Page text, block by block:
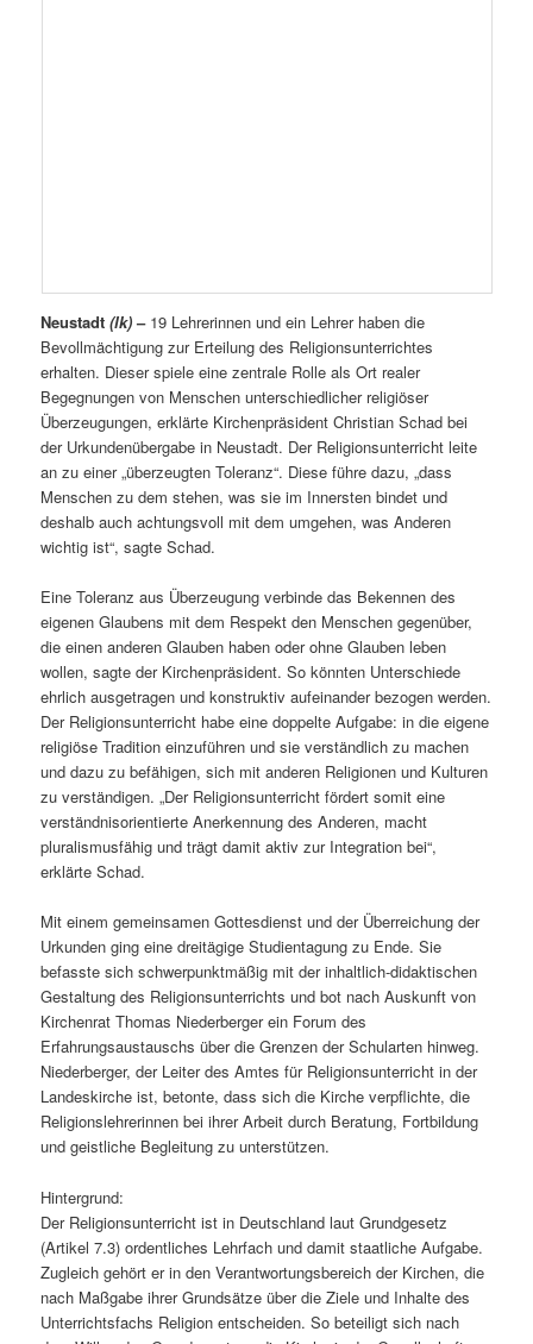
Neustadt(lk)–19 Lehrerinnen und ein Lehrer haben die
Bevollmächtigung zur Erteilung des Religionsunterrichtes
erhalten. Dieser spiele eine zentrale Rolle als Ort realer
Begegnungen von Menschen unterschiedlicher religiöser
Überzeugungen, erklärte Kirchenpräsident Christian Schad bei
der Urkundenübergabe in Neustadt. Der Religionsunterricht leite
an zu einer „überzeugten Toleranz“. Diese führe dazu, „dass
Menschen zu dem stehen, was sie im Innersten bindet und
deshalb auch achtungsvoll mit dem umgehen, was Anderen
wichtig ist“, sagte Schad.
Eine Toleranz aus Überzeugung verbinde das Bekennen des
eigenen Glaubens mit dem Respekt den Menschen gegenüber,
die einen anderen Glauben haben oder ohne Glauben leben
wollen, sagte der Kirchenpräsident. So könnten Unterschiede
ehrlich ausgetragen und konstruktiv aufeinander bezogen werden.
Der Religionsunterricht habe eine doppelte Aufgabe: in die eigene
religiöse Tradition einzuführen und sie verständlich zu machen
und dazu zu befähigen, sich mit anderen Religionen und Kulturen
zu verständigen. „Der Religionsunterricht fördert somit eine
verständnisorientierte Anerkennung des Anderen, macht
pluralismusfähig und trägt damit aktiv zur Integration bei“,
erklärte Schad.
Mit einem gemeinsamen Gottesdienst und der Überreichung der
Urkunden ging eine dreitägige Studientagung zu Ende. Sie
befasste sich schwerpunktmäßig mit der inhaltlich-didaktischen
Gestaltung des Religionsunterrichts und bot nach Auskunft von
Kirchenrat Thomas Niederberger ein Forum des
Erfahrungsaustauschs über die Grenzen der Schularten hinweg.
Niederberger, der Leiter des Amtes für Religionsunterricht in der
Landeskirche ist, betonte, dass sich die Kirche verpflichte, die
Religionslehrerinnen bei ihrer Arbeit durch Beratung, Fortbildung
und geistliche Begleitung zu unterstützen.
Hintergrund:
Der Religionsunterricht ist in Deutschland laut Grundgesetz
(Artikel 7.3) ordentliches Lehrfach und damit staatliche Aufgabe.
Zugleich gehört er in den Verantwortungsbereich der Kirchen, die
nach Maßgabe ihrer Grundsätze über die Ziele und Inhalte des
Unterrichtsfachs Religion entscheiden. So beteiligt sich nach